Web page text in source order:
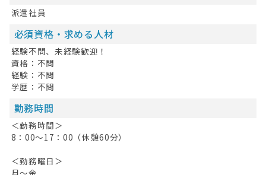
派遣社員
必須資格・求める人材
経験不問、未経験歓迎！
資格：不問
経験：不問
学歴：不問
勤務時間
＜勤務時間＞
8：00～17：00（休憩60分）
＜勤務曜日＞